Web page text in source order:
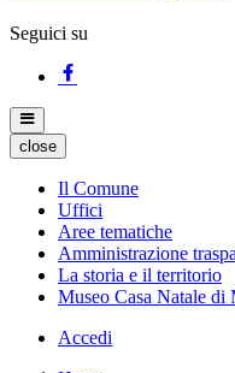
Seguici su
close
Il Comune
Uffici
Aree tematiche
Amministrazione
La storia e il territorio
Museo Casa Natale di
Accedi